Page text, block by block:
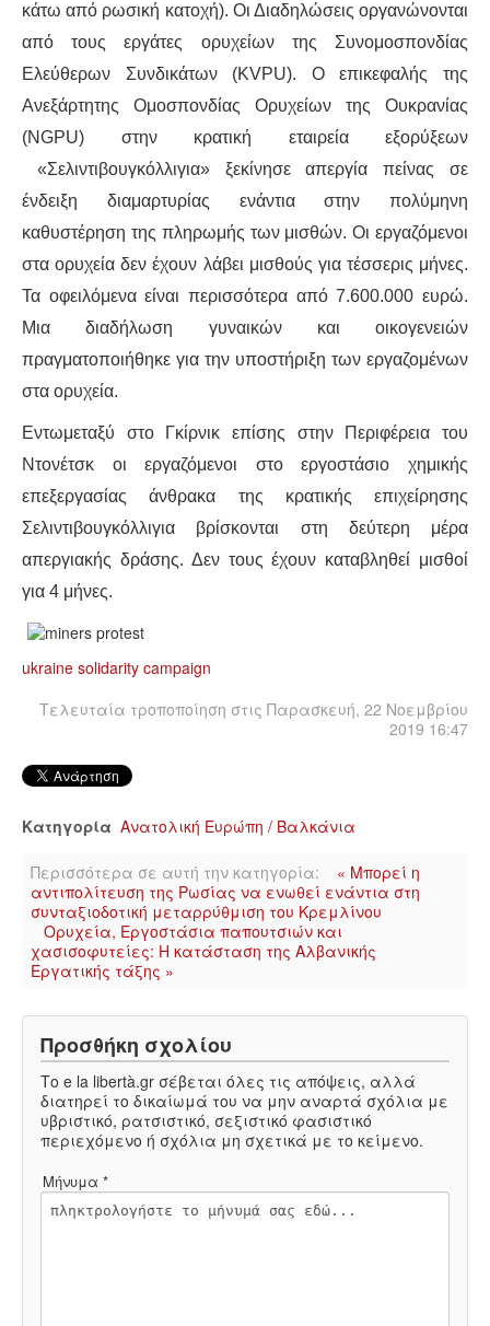
ΠΟΛΙΤΙΣΜΌΣ
ΛΟΓΟΤΕΧΝΊΑ / ΤΈΧΝΗ
ΜΟΥΣΙΚΉ
ΚΙΝΗΜΑΤΟΓΡΆΦΟΣ
κάτω από ρωσική κατοχή). Οι Διαδηλώσεις οργανώνονται
από τους εργάτες ορυχείων της Συνομοσπονδίας
Ελεύθερων Συνδικάτων (KVPU). Ο επικεφαλής της
Ανεξάρτητης Ομοσπονδίας Ορυχείων της Ουκρανίας
(NGPU) στην κρατική εταιρεία εξορύξεων
«Σελιντιβουγκόλλιγια» ξεκίνησε απεργία πείνας σε
ένδειξη διαμαρτυρίας ενάντια στην πολύμηνη
καθυστέρηση της πληρωμής των μισθών. Οι εργαζόμενοι
στα ορυχεία δεν έχουν λάβει μισθούς για τέσσερις μήνες.
Τα οφειλόμενα είναι περισσότερα από 7.600.000 ευρώ.
Μια διαδήλωση γυναικών και οικογενειών
πραγματοποιήθηκε για την υποστήριξη των εργαζομένων
στα ορυχεία.
Εντωμεταξύ στο Γκίρνικ επίσης στην Περιφέρεια του
Ντονέτσκ οι εργαζόμενοι στο εργοστάσιο χημικής
επεξεργασίας άνθρακα της κρατικής επιχείρησης
Σελιντιβουγκόλλιγια βρίσκονται στη δεύτερη μέρα
απεργιακής δράσης. Δεν τους έχουν καταβληθεί μισθοί
για 4 μήνες.
ukraine solidarity campaign
Τελευταία τροποποίηση στις Παρασκευή, 22 Νοεμβρίου
2019 16:47
Κατηγορία Ανατολική Ευρώπη / Βαλκάνια
Περισσότερα σε αυτή την κατηγορία:
« Μπορεί η
αντιπολίτευση της Ρωσίας να ενωθεί ενάντια στη
συνταξιοδοτική μεταρρύθμιση του Κρεμλίνου
Ορυχεία, Εργοστάσια παπουτσιών και
χασισοφυτείες: Η κατάσταση της Αλβανικής
Εργατικής τάξης »
Προσθήκη σχολίου
Το e la libertà.gr σέβεται όλες τις απόψεις, αλλά
διατηρεί το δικαίωμά του να μην αναρτά σχόλια με
υβριστικό, ρατσιστικό, σεξιστικό φασιστικό
περιεχόμενο ή σχόλια μη σχετικά με το κείμενο.
Μήνυμα *